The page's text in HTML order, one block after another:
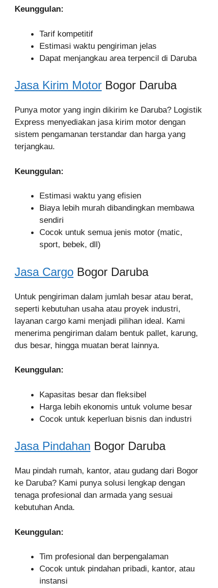
Keunggulan:
Tarif kompetitif
Estimasi waktu pengiriman jelas
Dapat menjangkau area terpencil di Daruba
Jasa Kirim Motor Bogor Daruba
Punya motor yang ingin dikirim ke Daruba? Logistik
Express menyediakan jasa kirim motor dengan
sistem pengamanan terstandar dan harga yang
terjangkau.
Keunggulan:
Estimasi waktu yang efisien
Biaya lebih murah dibandingkan membawa
sendiri
Cocok untuk semua jenis motor (matic,
sport, bebek, dll)
Jasa Cargo Bogor Daruba
Untuk pengiriman dalam jumlah besar atau berat,
seperti kebutuhan usaha atau proyek industri,
layanan cargo kami menjadi pilihan ideal. Kami
menerima pengiriman dalam bentuk pallet, karung,
dus besar, hingga muatan berat lainnya.
Keunggulan:
Kapasitas besar dan fleksibel
Harga lebih ekonomis untuk volume besar
Cocok untuk keperluan bisnis dan industri
Jasa Pindahan Bogor Daruba
Mau pindah rumah, kantor, atau gudang dari Bogor
ke Daruba? Kami punya solusi lengkap dengan
tenaga profesional dan armada yang sesuai
kebutuhan Anda.
Keunggulan:
Tim profesional dan berpengalaman
Cocok untuk pindahan pribadi, kantor, atau
instansi